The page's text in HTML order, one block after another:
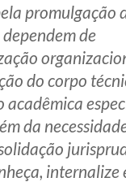
promulgação
de
do corpo
acadêmica
da
internalize